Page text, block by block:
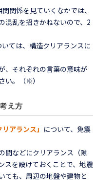
関係を見ていくなかでは、
混乱を招きかねないので、2
ては、構造クリアランスに
、それぞれの言葉の意味が
い。（※）
え方
リアランス」 について、免震
間などにクリアランス（隙
スを設けておくことで、地震
ても、周辺の地盤や建物と